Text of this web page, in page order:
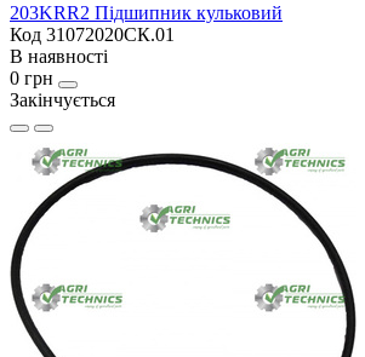
203KRR2 Підшипник кульковий
Код 31072020СК.01
В наявності
0 грн
Закінчується